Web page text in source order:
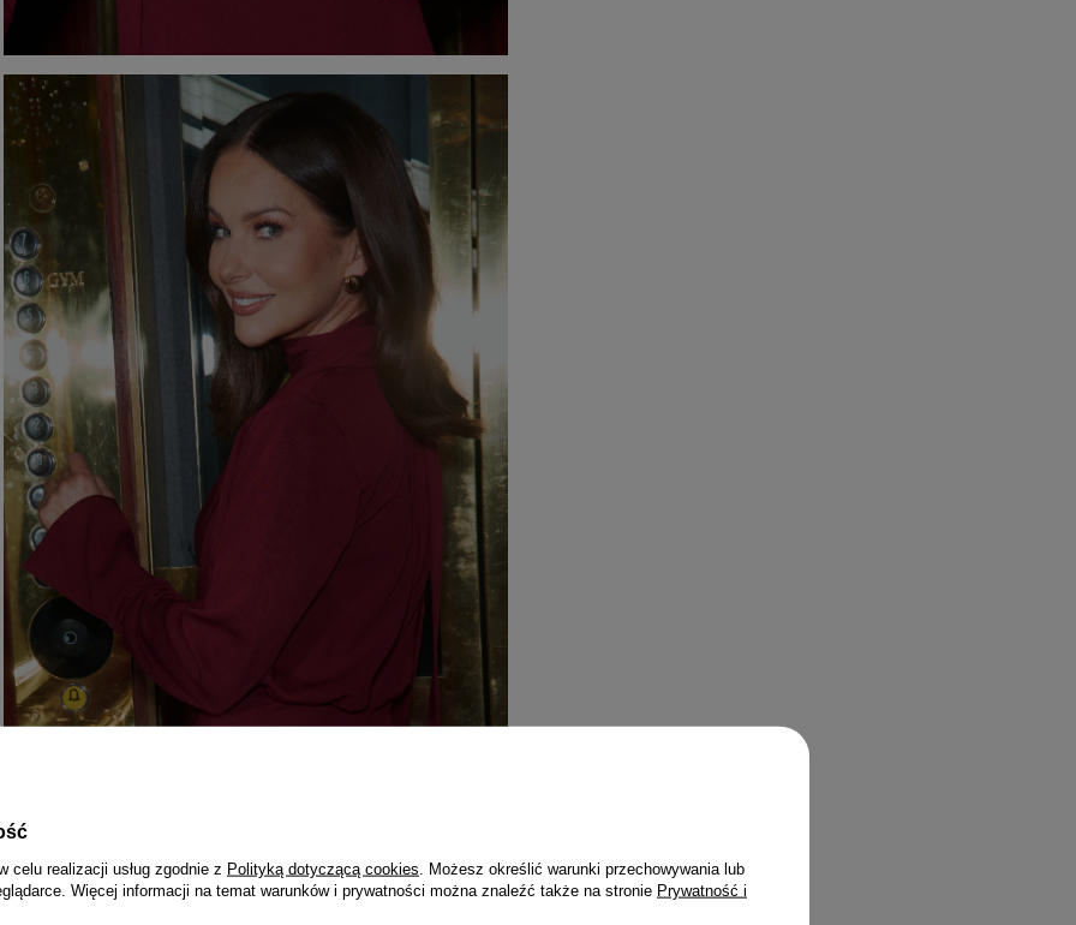
celu realizacji usług zgodnie z Polityką dotyczącą cookies . Możesz określić warunki przechowywania lub
Więcej informacji na temat warunków i prywatności można znaleźć także na stronie Prywatność i